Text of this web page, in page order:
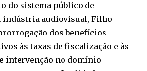
do sistema público de
indústria audiovisual, Filho
dos benefícios
às taxas de fiscalização e às
intervenção no domínio